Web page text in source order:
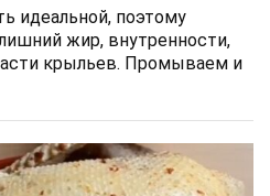
идеальной, поэтому
жир, внутренности,
крыльев. Промываем и